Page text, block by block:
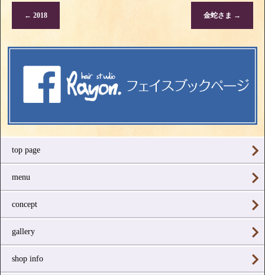
← 2018 金蛇さま →
top page
menu
concept
gallery
shop info